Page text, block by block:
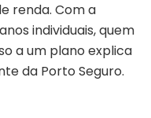
renda. Com a
individuais, quem
a um plano explica
da Porto Seguro.